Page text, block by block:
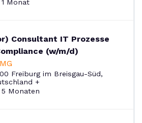
Monat
Consultant IT Prozesse
(w/m/d)
Freiburg im Breisgau-Süd,
+
:
Monaten